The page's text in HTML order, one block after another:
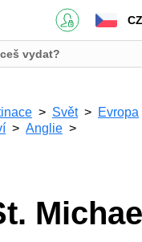
CZ
Svět
Evropa
Anglie